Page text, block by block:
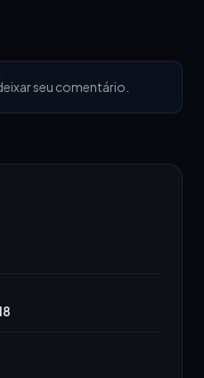
seu comentário.